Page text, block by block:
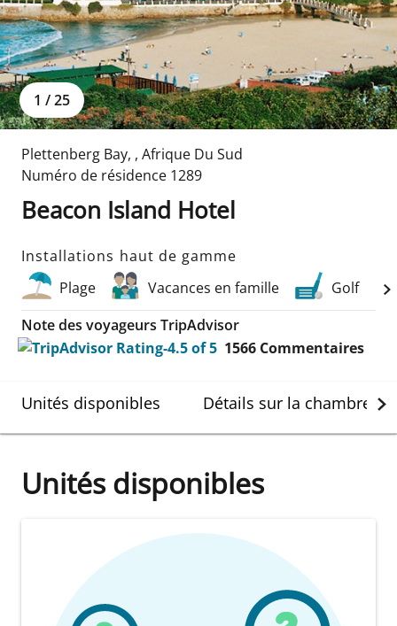
1 /25
Plettenberg Bay, , Afrique Du Sud
Numéro de résidence 1289
Beacon Island Hotel
Installations haut de gamme
Plage
Vacances en famille
Golf
Note des voyageurs TripAdvisor
1566 Commentaires
Unités disponibles Détails sur la chambre
Unités disponibles